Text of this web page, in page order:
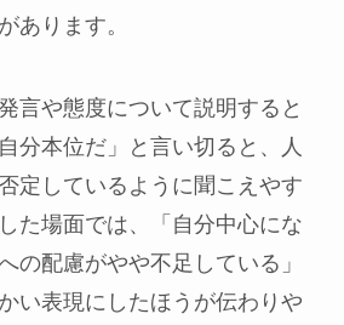
あります。
言や態度について説明すると
分本位だ」と言い切ると、人
定しているように聞こえやす
た場面では、「自分中心にな
の配慮がやや不足している」
い表現にしたほうが伝わりや